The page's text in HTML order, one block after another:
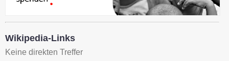
Wikipedia-Links
Keine direkten Treffer